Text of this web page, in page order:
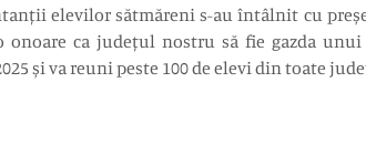
elevilor sătmăreni s-au întâlnit cu
onoare ca județul nostru să fie gazda
și va reuni peste 100 de elevi din toate